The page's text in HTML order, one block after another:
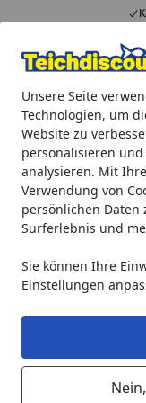
Unsere Seite
Technologien, um
Website zu
personalisieren
analysieren. Mit
Verwendung von
persönlichen Daten
Surferlebnis und
Sie können Ihre
Einstellungen
Alle Produkte
Mein Konto
Suchen
Startseite
Oase Ersatzteil
Oase
ProMax